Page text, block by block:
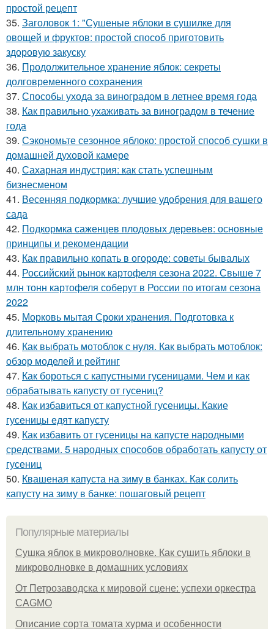
простой рецепт
35. Заголовок 1: "Сушеные яблоки в сушилке для
овощей и фруктов: простой способ приготовить
здоровую закуску
36. Продолжительное хранение яблок: секреты
долговременного сохранения
37. Способы ухода за виноградом в летнее время года
38. Как правильно ухаживать за виноградом в течение
года
39. Сэкономьте сезонное яблоко: простой способ сушки в
домашней духовой камере
40. Сахарная индустрия: как стать успешным
бизнесменом
41. Весенняя подкормка: лучшие удобрения для вашего
сада
42. Подкормка саженцев плодовых деревьев: основные
принципы и рекомендации
43. Как правильно копать в огороде: советы бывалых
44. Российский рынок картофеля сезона 2022. Свыше 7
млн тонн картофеля соберут в России по итогам сезона
2022
45. Морковь мытая Сроки хранения. Подготовка к
длительному хранению
46. Как выбрать мотоблок с нуля. Как выбрать мотоблок:
обзор моделей и рейтинг
47. Как бороться с капустными гусеницами. Чем и как
обрабатывать капусту от гусениц?
48. Как избавиться от капустной гусеницы. Какие
гусеницы едят капусту
49. Как избавить от гусеницы на капусте народными
средствами. 5 народных способов обработать капусту от
гусениц
50. Квашеная капуста на зиму в банках. Как солить
капусту на зиму в банке: пошаговый рецепт
Популярные материалы
Сушка яблок в микроволновке. Как сушить яблоки в
микроволновке в домашних условиях
От Петрозаводска к мировой сцене: успехи оркестра
CAGMO
Описание сорта томата хурма и особенности